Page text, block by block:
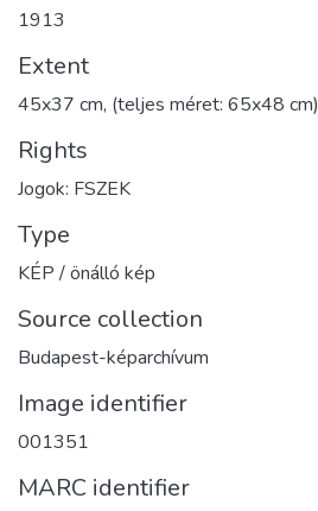
1913
Extent
45x37 cm, (teljes méret: 65x48 cm)
Rights
Jogok: FSZEK
Type
KÉP / önálló kép
Source collection
Budapest-képarchívum
Image identifier
001351
MARC identifier